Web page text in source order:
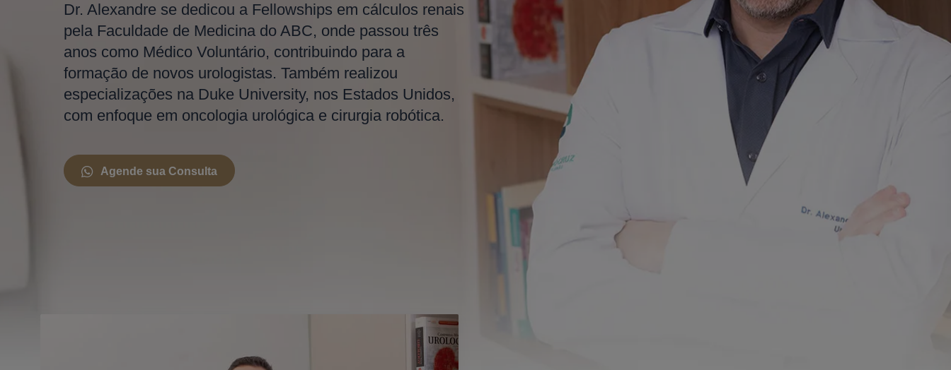
Dr. Alexandre se dedicou a Fellowships em cálculos renais
pela Faculdade de Medicina do ABC, onde passou três
anos como Médico Voluntário, contribuindo para a
formação de novos urologistas. Também realizou
especializações na Duke University, nos Estados Unidos,
com enfoque em oncologia urológica e cirurgia robótica.
Agende sua Consulta